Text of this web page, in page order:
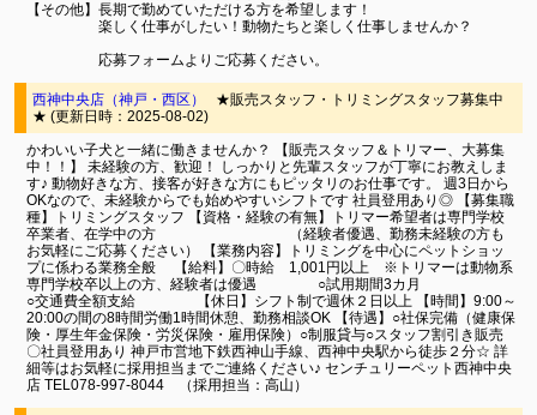
【その他】長期で勤めていただける方を希望します！
楽しく仕事がしたい！動物たちと楽しく仕事しませんか？
応募フォームよりご応募ください。
西神中央店（神戸・西区）
★販売スタッフ・トリミングスタッフ募集中
★ (更新日時：2025-08-02)
かわいい子犬と一緒に働きませんか？ 【販売スタッフ＆トリマー、大募集
中！！】 未経験の方、歓迎！ しっかりと先輩スタッフが丁寧にお教えしま
す♪ 動物好きな方、接客が好きな方にもピッタリのお仕事です。 週3日から
OKなので、未経験からでも始めやすいシフトです 社員登用あり◎ 【募集職
種】トリミングスタッフ 【資格・経験の有無】トリマー希望者は専門学校
卒業者、在学中の方 （経験者優遇、勤務未経験の方も
お気軽にご応募ください） 【業務内容】トリミングを中心にペットショッ
プに係わる業務全般 【給料】〇時給 1,001円以上 ※トリマーは動物系
専門学校卒以上の方、経験者は優遇 ○試用期間3カ月
○交通費全額支給 【休日】シフト制で週休２日以上 【時間】9:00～
20:00の間の8時間労働1時間休憩、勤務相談OK 【待遇】○社保完備（健康保
険・厚生年金保険・労災保険・雇用保険）○制服貸与○スタッフ割引き販売
〇社員登用あり 神戸市営地下鉄西神山手線、西神中央駅から徒歩２分☆ 詳
細等はお気軽に採用担当までご連絡ください♪ センチュリーペット西神中央
店 TEL078-997-8044 （採用担当：高山）